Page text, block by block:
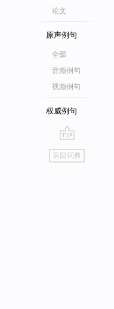
论文
原声例句
全部
音频例句
视频例句
权威例句
go
top
返回词典